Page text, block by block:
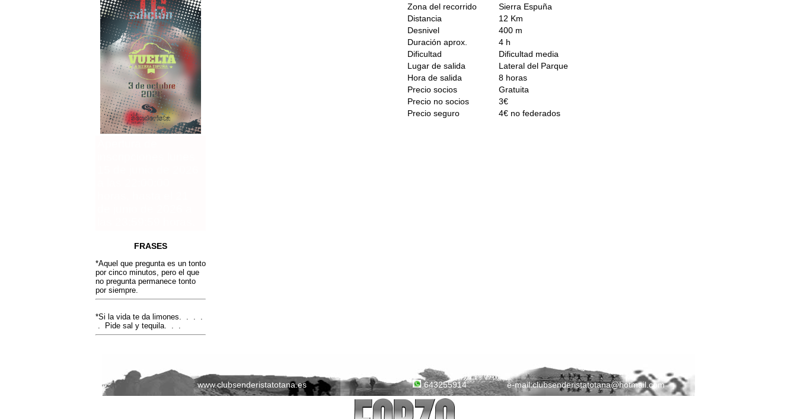
FRASES
*Aquel que pregunta es un tonto
por cinco minutos, pero el que
no pregunta permanece tonto
por siempre.
*Si la vida te da limones. . . .
. Pide sal y tequila. . .
Zona del recorrido
Sierra Espuña
Distancia
12 Km
Desnivel
400 m
Duración aprox.
4 h
Dificultad
Dificultad media
Lugar de salida
Lateral del Parque
Hora de salida
8 horas
Precio socios
Gratuita
Precio no socios
3€
Precio seguro
4€ no federados
www.clubsenderistatotana.es 643255914 e-mail:clubsenderistatotana@hotmail.com